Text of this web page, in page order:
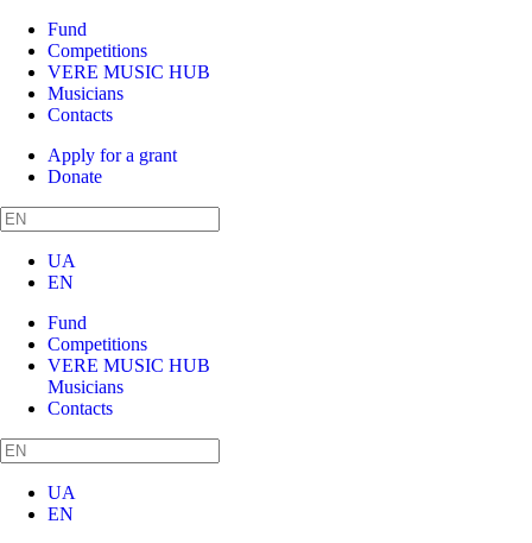
Fund
Competitions
VERE MUSIC HUB
Musicians
Contacts
Apply for a grant
Donate
UA
EN
Fund
Competitions
VERE MUSIC HUB
Musicians
Contacts
UA
EN